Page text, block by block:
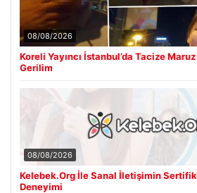
08/08/2026
Koreli Yayıncı İstanbul’da Tacize Maruz
Gerilim
08/08/2026
Kelebek.Org İle Sanal İletişimin
Deneyimi